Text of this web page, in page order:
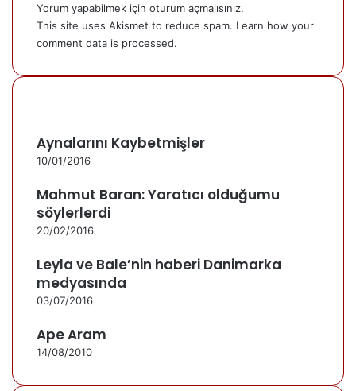
Yorum yapabilmek için oturum açmalısınız.
This site uses Akismet to reduce spam. Learn how your
comment data is processed.
Aynalarını Kaybetmişler
10/01/2016
Mahmut Baran: Yaratıcı olduğumu
söylerlerdi
20/02/2016
Leyla ve Bale’nin haberi Danimarka
medyasında
03/07/2016
Ape Aram
14/08/2010